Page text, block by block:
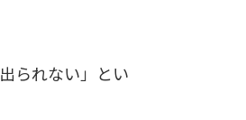
られない」とい